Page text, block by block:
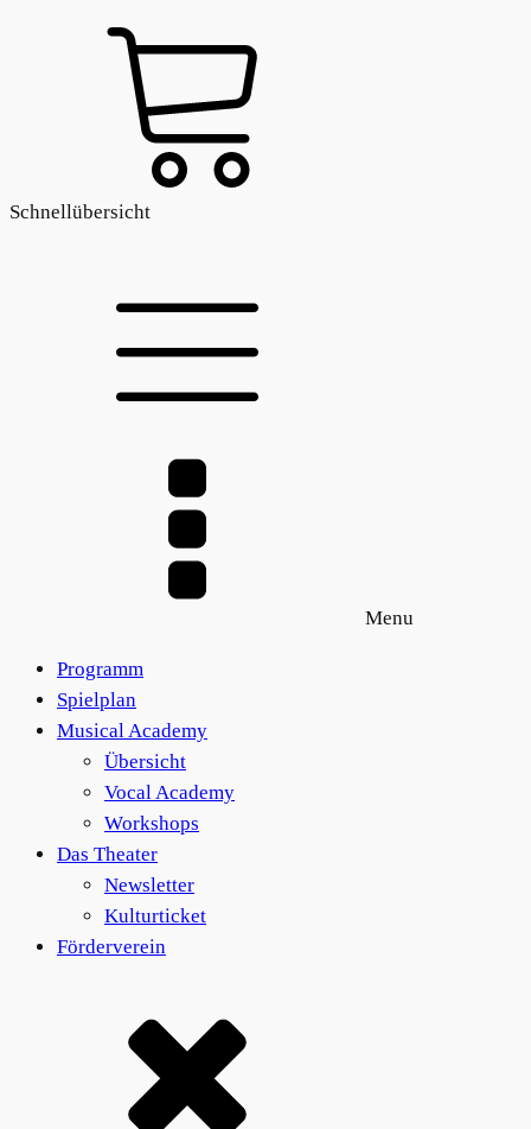
Schnellübersicht
Menu
Programm
Spielplan
Musical Academy
Übersicht
Vocal Academy
Workshops
Das Theater
Newsletter
Kulturticket
Förderverein